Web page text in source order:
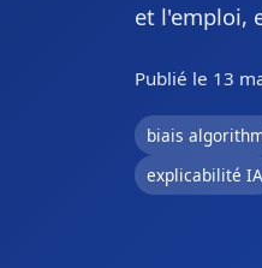
et l'emploi,
Publié le 13
biais
explicabilité IA